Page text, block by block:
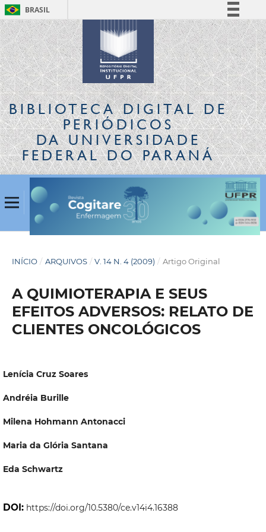
BRASIL
Simplifique!
Comunica BR
Participe
Acesso à informação
Legislação
Canais
BIBLIOTECA DIGITALDE
PERIÓDICOS
DA UNIVERSIDADE
FEDERAL DO PARANÁ
INÍCIO / ARQUIVOS / V. 14 N. 4 (2009) / Artigo Original
A QUIMIOTERAPIA E SEUS
EFEITOS ADVERSOS: RELATO DE
CLIENTES ONCOLÓGICOS
Lenícia Cruz Soares
Andréia Burille
Milena Hohmann Antonacci
Maria da Glória Santana
Eda Schwartz
DOI: https://doi.org/10.5380/ce.v14i4.16388